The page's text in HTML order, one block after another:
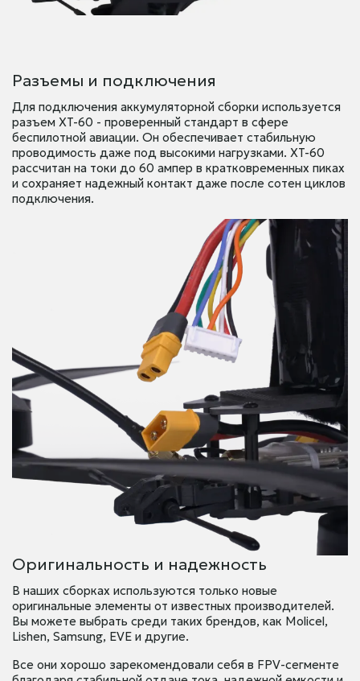
Разъемы и подключения
Для подключения аккумуляторной сборки используется
разъем XT-60 - проверенный стандарт в сфере
беспилотной авиации. Он обеспечивает стабильную
проводимость даже под высокими нагрузками. XT-60
рассчитан на токи до 60 ампер в кратковременных пиках
и сохраняет надежный контакт даже после сотен циклов
подключения.
Оригинальность и надежность
В наших сборках используются только новые
оригинальные элементы от известных производителей.
Вы можете выбрать среди таких брендов, как Molicel,
Lishen, Samsung, EVE и другие.
Все они хорошо зарекомендовали себя в FPV-сегменте